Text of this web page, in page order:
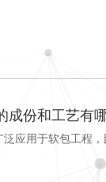
成份和工艺有
泛应用于软包工程